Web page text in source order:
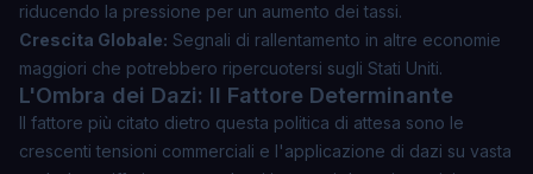
riducendo la pressione per un aumento dei tassi.
Crescita Globale: Segnali di rallentamento in altre economie
maggiori che potrebbero ripercuotersi sugli Stati Uniti.
L'Ombra dei Dazi: Il Fattore Determinante
Il fattore più citato dietro questa politica di attesa sono le
crescenti tensioni commerciali e l'applicazione di dazi su vasta